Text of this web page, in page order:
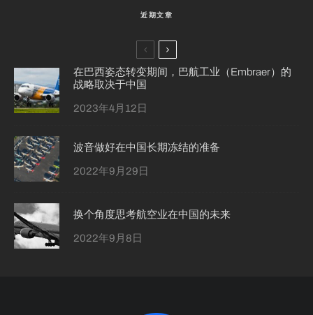
近期文章
在巴西姿态转变期间，巴航工业（Embraer）的
战略取决于中国
2023年4月12日
波音做好在中国长期冻结的准备
2022年9月29日
换个角度思考航空业在中国的未来
2022年9月8日